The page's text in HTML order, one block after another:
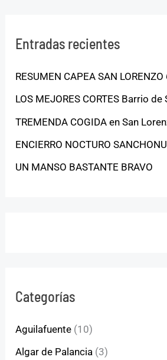
Entradas recientes
RESUMEN CAPEA SAN
LOS MEJORES CORTES Barrio de
TREMENDA COGIDA en San
ENCIERRO NOCTURO
UN MANSO BASTANTE BRAVO
Categorías
Aguilafuente (10)
Algar de Palancia (3)